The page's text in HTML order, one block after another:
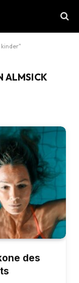
ALMSICK
des